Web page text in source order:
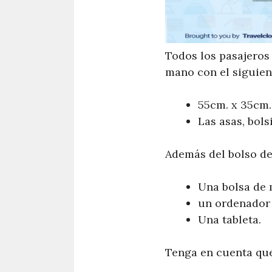
Todos los
mano con el
55cm. x
Las asas,
Además del bolso
Una bolsa de
un
Una tableta.
Tenga en cuenta